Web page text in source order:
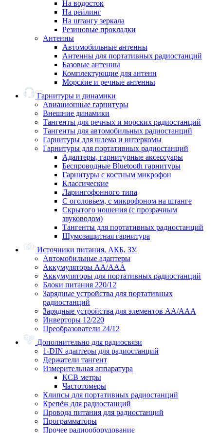
На водосток
На рейлинг
На штангу зеркала
Резиновые прокладки
Антенны
Автомобильные антенны
Антенны для портативных радиостанций
Базовые антенны
Комплектующие для антенн
Морские и речные антенны
Гарнитуры и динамики
Авиационные гарнитуры
Внешние динамики
Тангенты для речных и морских радиостанций
Тангенты для автомобильных радиостанций
Гарнитуры для шлема и интеркомы
Гарнитуры для портативных радиостанций
Адаптеры, гарнитурные аксессуары
Беспроводные Bluetooth гарнитуры
Гарнитуры с костным микрофон
Классические
Ларингофонного типа
С оголовьем, с микрофоном на штанге
Скрытого ношения (с прозрачным
звуководом)
Тангенты для портативных радиостанций
Шумозащитная гарнитура
Источники питания, АКБ, ЗУ
Автомобильные адаптеры
Аккумуляторы АА/ААА
Аккумуляторы для портативных радиостанций
Блоки питания 220/12
Зарядные устройства для портативных
радиостанций
Зарядные устройства для элементов АА/ААА
Инверторы 12/220
Преобразователи 24/12
Дополнительно для радиосвязи
1-DIN адаптеры для радиостанций
Держатели тангент
Измерительная аппаратура
КСВ метры
Частотомеры
Клипсы для портативных радиостанций
Крепёж для радиостанций
Провода питания для радиостанций
Программаторы
Прочее радиооборудование